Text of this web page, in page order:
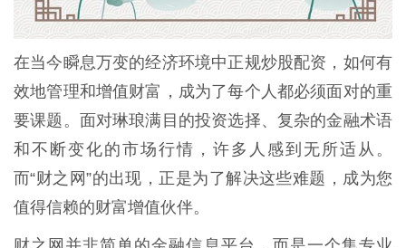
在当今瞬息万变的经济环境中正规炒股配资，如何有
效地管理和增值财富，成为了每个人都必须面对的重
要课题。面对琳琅满目的投资选择、复杂的金融术语
和不断变化的市场行情，许多人感到无所适从。
而“财之网”的出现，正是为了解决这些难题，成为您
值得信赖的财富增值伙伴。